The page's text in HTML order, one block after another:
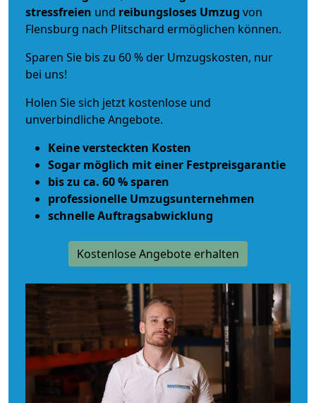
stressfreien und reibungsloses Umzug von
Flensburg nach Plitschard ermöglichen können.
Sparen Sie bis zu 60 % der Umzugskosten, nur
bei uns!
Holen Sie sich jetzt kostenlose und
unverbindliche Angebote.
Keine versteckten Kosten
Sogar möglich mit einer Festpreisgarantie
bis zu ca. 60 % sparen
professionelle Umzugsunternehmen
schnelle Auftragsabwicklung
Kostenlose Angebote erhalten